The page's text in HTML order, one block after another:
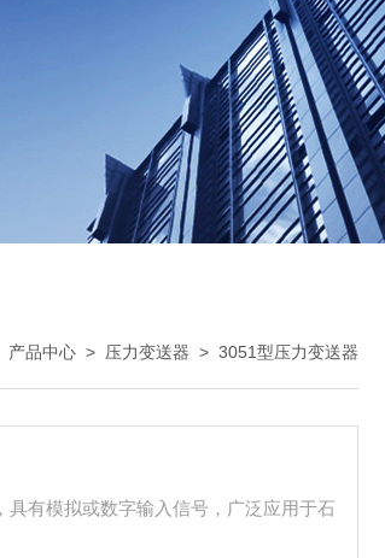
产品中心 > 压力变送器 > 3051型压力变送器
有模拟或数字输入信号，广泛应用于石